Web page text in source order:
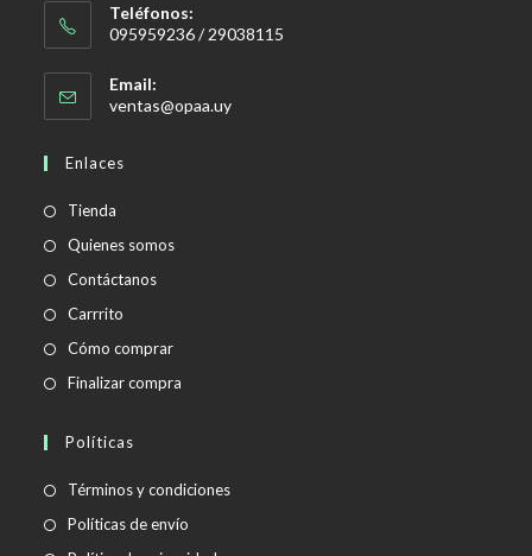
Teléfonos:
095959236 / 29038115
Email:
ventas@opaa.uySe
Enlaces
Tienda
Quienes somos
Contáctanos
Carrrito
Cómo comprar
Finalizar compra
Políticas
Términos y condicionesSe
Políticas de envío
abre